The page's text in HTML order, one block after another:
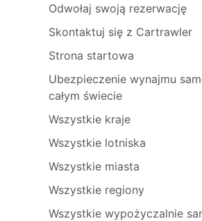
Odwołaj swoją rezerwację
Skontaktuj się z Cartrawler
Strona startowa
Ubezpieczenie wynajmu
całym świecie
Wszystkie kraje
Wszystkie lotniska
Wszystkie miasta
Wszystkie regiony
Wszystkie wypożyczalnie